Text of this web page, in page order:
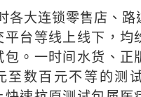
各大连锁零售店、路
平台等线上线下，均
包。一时间水货、正
至数百元不等的测